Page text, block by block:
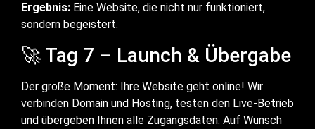
Ergebnis: Eine Website, die nicht nur funktioniert,
sondern begeistert.
🚀 Tag 7 – Launch & Übergabe
Der große Moment: Ihre Website geht online! Wir
verbinden Domain und Hosting, testen den Live-Betrieb
und übergeben Ihnen alle Zugangsdaten. Auf Wunsch